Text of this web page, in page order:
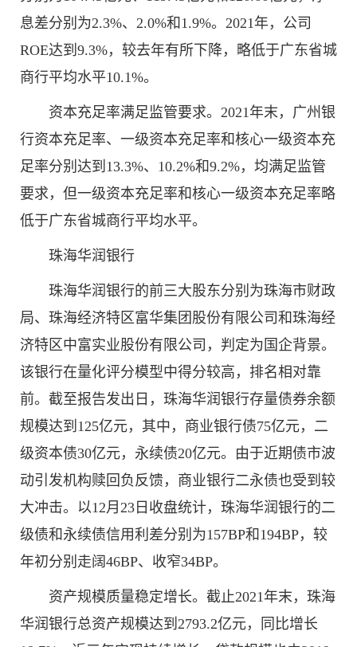
息差分别为2.3%、2.0%和1.9%。2021年，公司
ROE达到9.3%，较去年有所下降，略低于广东省城
商行平均水平10.1%。
资本充足率满足监管要求。2021年末，广州银
行资本充足率、一级资本充足率和核心一级资本充
足率分别达到13.3%、10.2%和9.2%，均满足监管
要求，但一级资本充足率和核心一级资本充足率略
低于广东省城商行平均水平。
珠海华润银行
珠海华润银行的前三大股东分别为珠海市财政
局、珠海经济特区富华集团股份有限公司和珠海经
济特区中富实业股份有限公司，判定为国企背景。
该银行在量化评分模型中得分较高，排名相对靠
前。截至报告发出日，珠海华润银行存量债券余额
规模达到125亿元，其中，商业银行债75亿元，二
级资本债30亿元，永续债20亿元。由于近期债市波
动引发机构赎回负反馈，商业银行二永债也受到较
大冲击。以12月23日收盘统计，珠海华润银行的二
级债和永续债信用利差分别为157BP和194BP，较
年初分别走阔46BP、收窄34BP。
资产规模质量稳定增长。截止2021年末，珠海
华润银行总资产规模达到2793.2亿元，同比增长